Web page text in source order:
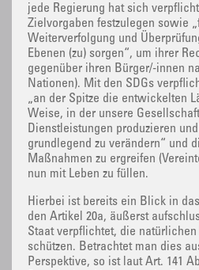
jede Regierung hat sich
Zielvorgaben festzulegen sowie
Weiterverfolgung und
Ebenen (zu) sorgen“, um ihrer
gegenüber ihren Bürger/-innen
Nationen). Mit den SDGs
„an der Spitze die entwickelten
Weise, in der unsere
Dienstleistungen produzieren
grundlegend zu verändern“ und
Maßnahmen zu ergreifen
nun mit Leben zu füllen.
Hierbei ist bereits ein Blick in
den Artikel 20a, äußerst
Staat verpflichtet, die natürlichen
schützen. Betrachtet man dies
Perspektive, so ist laut Art. 141